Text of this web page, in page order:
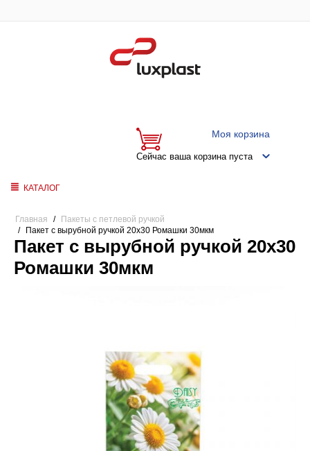
Моя корзина
Сейчас ваша корзина пуста
КАТАЛОГ
Главная /
Пакеты с петлевой ручкой
/
Пакет с вырубной ручкой 20x30 Ромашки 30мкм
Пакет с вырубной ручкой 20x30
Ромашки 30мкм